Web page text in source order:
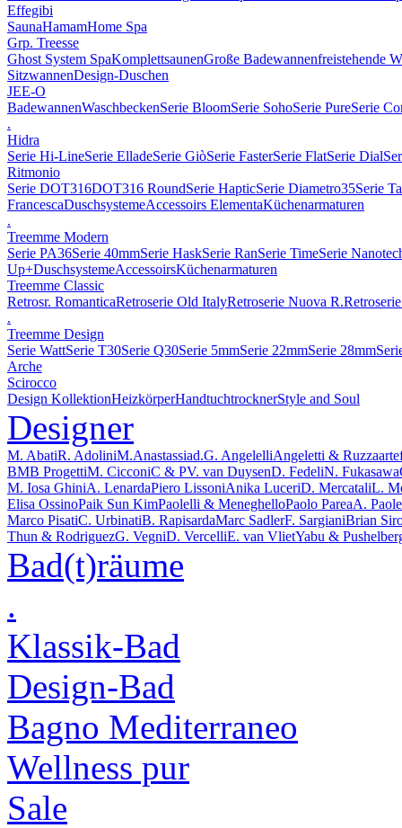
Effegibi
SaunaHamamHome Spa
Grp. Treesse
Ghost System SpaKomplettsaunenGroße Badewannenfreistehende
SitzwannenDesign-Duschen
JEE-O
BadewannenWaschbeckenSerie BloomSerie SohoSerie PureSerie
.
Hidra
Serie Hi-LineSerie ElladeSerie GiòSerie FasterSerie FlatSerie Dial
Ritmonio
Serie DOT316DOT316 RoundSerie HapticSerie Diametro35Serie
FrancescaDuschsystemeAccessoirs ElementaKüchenarmaturen
.
Treemme Modern
Serie PA36Serie 40mmSerie HaskSerie RanSerie TimeSerie
Up+DuschsystemeAccessoirsKüchenarmaturen
Treemme Classic
Retrosr. RomanticaRetroserie Old ItalyRetroserie Nuova R.
.
Treemme Design
Serie WattSerie T30Serie Q30Serie 5mmSerie 22mmSerie 28mm
Arche
Scirocco
Design KollektionHeizkörperHandtuchtrocknerStyle and Soul
Designer
M. AbatiR. AdoliniM.Anastassiad.G. AngelelliAngeletti & Ruzza
BMB ProgettiM. CicconiC & PV. van DuysenD. FedeliN. Fukasawa
M. Iosa GhiniA. LenardaPiero LissoniAnika LuceriD. MercataliL.
Elisa OssinoPaik Sun KimPaolelli & MeneghelloPaolo PareaA.
Marco PisatiC. UrbinatiB. RapisardaMarc SadlerF. SargianiBrian
Thun & RodriguezG. VegniD. VercelliE. van VlietYabu &
Bad(t)räume
.
Klassik-Bad
Design-Bad
Bagno Mediterraneo
Wellness pur
Sale